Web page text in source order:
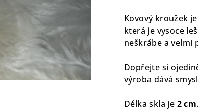
5
hvězdiček.
Kovový kroužek
která je vysoce
neškrábe a velmi
Dopřejte si
výroba dává
Délka skla je 2 cm.